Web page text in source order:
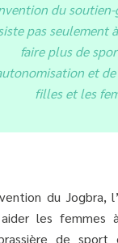
du
pas seulement
faire plus de
et
filles et les
du Jogbra,
les femmes
de sport